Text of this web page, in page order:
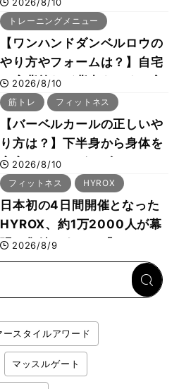
チョは半額の990円に
トレーニングメニュー
【ワンハンドダンベルロウの
やり方やフォームは？】自宅
で広背筋など背中をつくる方
法をボディビル世界王者・鈴
木雅選手が解説
2026/8/10
筋トレ フィットネス
【バーベルカールの正しいや
り方は？】下半身から身体を
安定させるのがカギ！
2026/8/10
フィットネス HYROX
日本初の4日間開催となった
HYROX、約1万2000人が幕
張に集結 すでに「2028、
29年の大会も準備」
2026/8/9
ースタイルアワード
マッスルゲート